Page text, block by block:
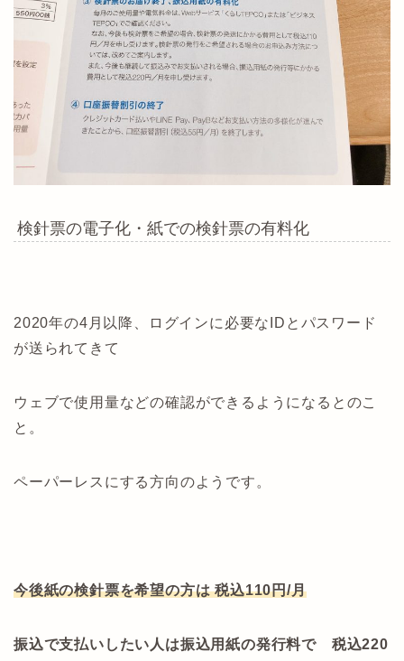
検針票の電子化・紙での検針票の有料化
2020年の4月以降、ログインに必要なIDとパスワード
が送られてきて
ウェブで使用量などの確認ができるようになるとのこ
と。
ペーパーレスにする方向のようです。
今後紙の検針票を希望の方は 税込110円/月
振込で支払いしたい人は振込用紙の発行料で 税込220